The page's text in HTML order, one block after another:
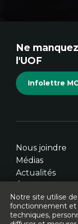
Ne
l'UOF
Infolettre
Nous joindre
Médias
Actualités
Notre site utilise
fonctionnement et
techniques,